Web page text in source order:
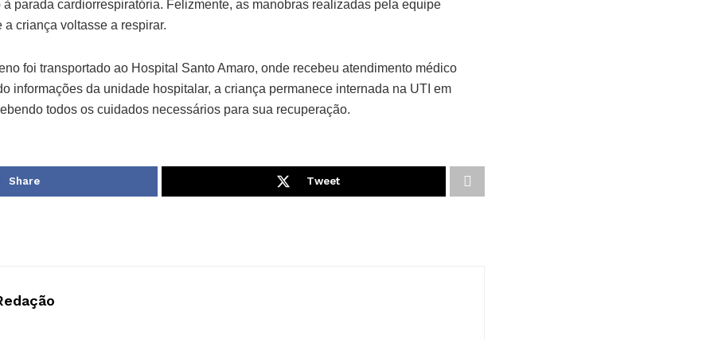
parada cardiorrespiratória. Felizmente, as manobras realizadas pela equipe
a criança voltasse a respirar.
foi transportado ao Hospital Santo Amaro, onde recebeu atendimento médico
informações da unidade hospitalar, a criança permanece internada na UTI em
todos os cuidados necessários para sua recuperação.
Share Tweet